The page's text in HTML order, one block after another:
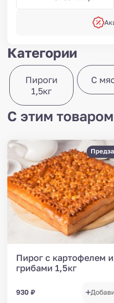
Категории
Пироги
1,5кг
С
С этим
Пирог с картофелем и
грибами 1,5кг
930 ₽